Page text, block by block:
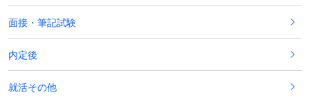
面接・筆記試験
内定後
就活その他